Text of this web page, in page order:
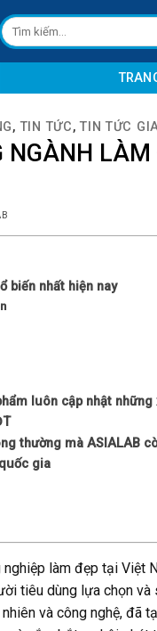
Tìm
kiếm:
,TIN TỨC,TIN TỨC
NGÀNH
biến nhất hiện nay
luôn cập nhật
thường mà ASIALAB
gia
nghiệp làm đẹp tại
tiêu dùng lựa chọn
và công nghệ,